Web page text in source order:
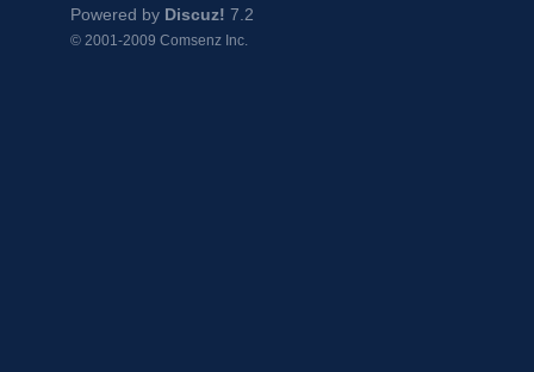
Powered by Discuz! 7.2
© 2001-2009 Comsenz Inc.